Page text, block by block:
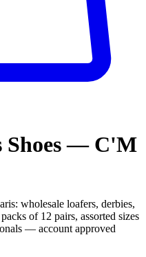
Shoes — C'M
wholesale loafers, derbies,
of 12 pairs, assorted sizes
— account approved